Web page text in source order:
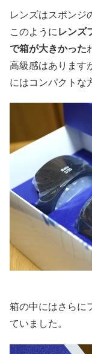
レンズはスポンジ
このように レンズ
で箱が大きかった
高級感はあります
にはコンパクトな
箱の中にはさらに
ていました。